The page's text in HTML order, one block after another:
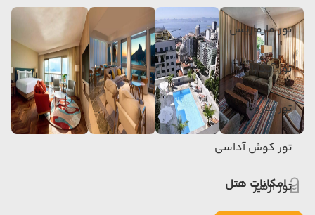
تور مارماریس
تور آنکارا
تور بدروم
تور کوش آداسی
تور ازمیر
امکانات هتل